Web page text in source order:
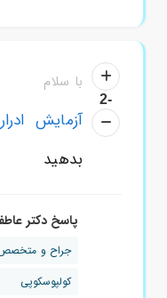
-2
با سلام
آزمایش ادرار
بدهید
پاسخ دکتر
جراح و متخصص
کولپوسکوپی